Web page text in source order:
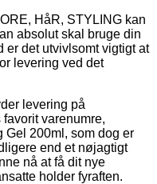
HåR, STYLING kan
absolut skal bruge din
er det utvivlsomt vigtigt at
levering ved det
levering på
varenumre,
Gel 200ml, som dog er
end et nøjagtigt
nå at få dit nye
holder fyraften.